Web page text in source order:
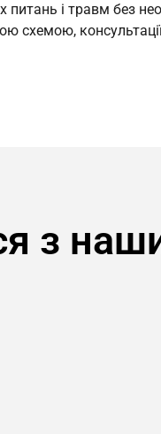
і травм без
схемою,
з